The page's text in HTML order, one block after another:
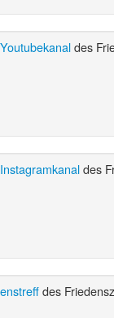
Youtubekanaldes
Instagramkanaldes
des